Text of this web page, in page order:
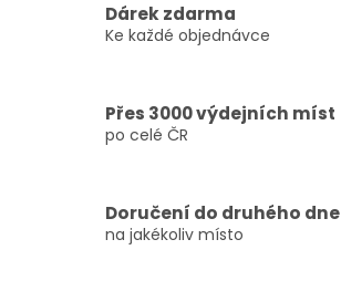
y
p
i
Dárek zdarma
Ke každé objednávce
Přes 3000 výdejních míst
po celé ČR
Doručení do druhého dne
na jakékoliv místo